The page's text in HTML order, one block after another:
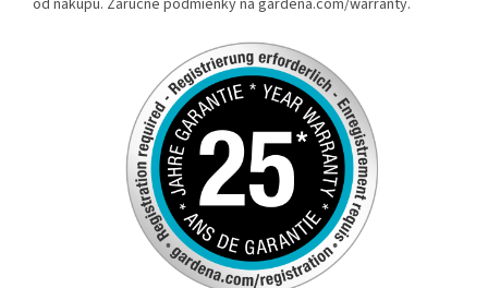
od nákupu. Záručné podmienky na gardena.com/warranty.